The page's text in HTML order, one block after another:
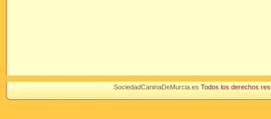
SociedadCaninaDeMurcia.es Todos los derechos